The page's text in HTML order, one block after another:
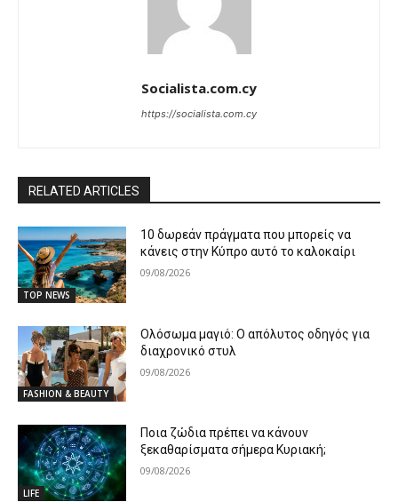
Socialista.com.cy
https://socialista.com.cy
RELATED ARTICLES
TOP NEWS
10 δωρεάν πράγματα που μπορείς να
κάνεις στην Κύπρο αυτό το καλοκαίρι
09/08/2026
FASHION & BEAUTY
Ολόσωμα μαγιό: Ο απόλυτος οδηγός για
διαχρονικό στυλ
09/08/2026
LIFE
Ποια ζώδια πρέπει να κάνουν
ξεκαθαρίσματα σήμερα Κυριακή;
09/08/2026